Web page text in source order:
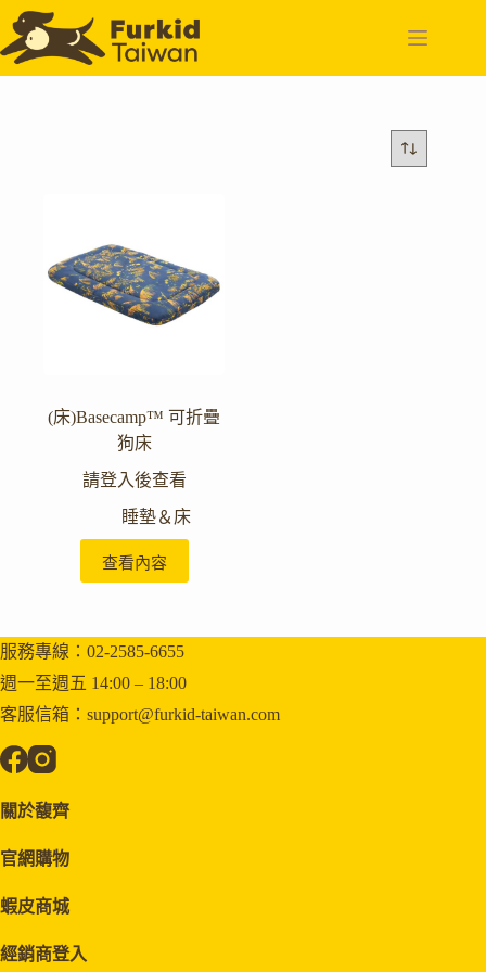
至
主
(床)Basecamp™ 可折疊
狗床
請登入後查看
睡墊＆床
查看內容
服務專線：02-2585-6655
週一至週五 14:00 – 18:00
客服信箱：support@furkid-taiwan.com
關於馥齊
官網購物
蝦皮商城
經銷商登入